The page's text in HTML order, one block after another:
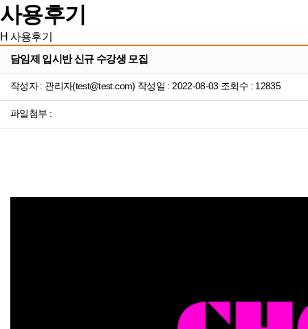
사용후기
H 사용후기
담임제 입시반 신규 수강생 모집
작성자 : 관리자(test@test.com) 작성일 : 2022-08-03 조회수 : 12835
파일첨부 :